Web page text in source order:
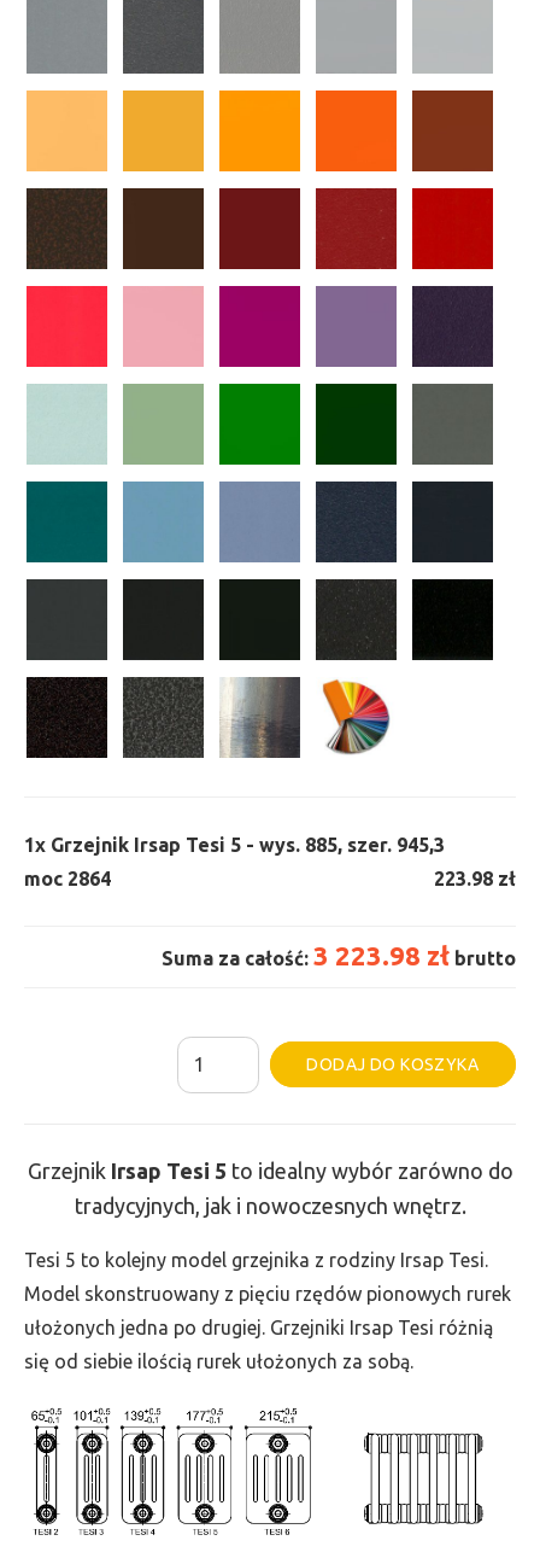
1x Grzejnik Irsap Tesi 5 - wys. 885, szer. 945,
moc 2864
3
223.98 zł
Suma za całość: 3 223.98 zł brutto
ilość
Grzejnik
-
wys.
885,
szer.
945,
2864
DODAJ DO KOSZYKA
Grzejnik Irsap Tesi 5 to idealny wybór zarówno do
tradycyjnych, jak i nowoczesnych wnętrz.
Tesi 5 to kolejny model grzejnika z rodziny Irsap Tesi.
Model skonstruowany z pięciu rzędów pionowych rurek
ułożonych jedna po drugiej. Grzejniki Irsap Tesi różnią
się od siebie ilością rurek ułożonych za sobą.